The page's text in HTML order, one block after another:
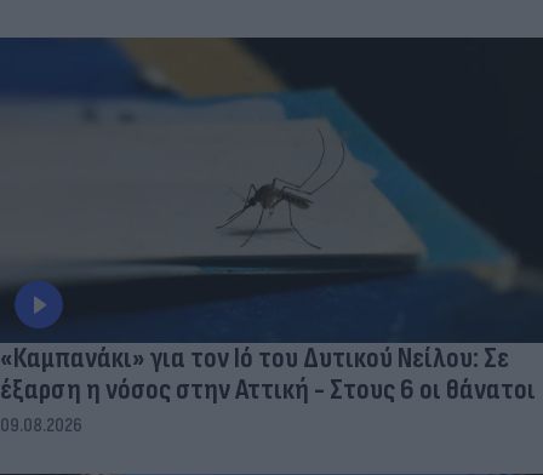
«Καμπανάκι» για τον Ιό του Δυτικού Νείλου: Σε
έξαρση η νόσος στην Αττική - Στους 6 οι θάνατοι
09.08.2026